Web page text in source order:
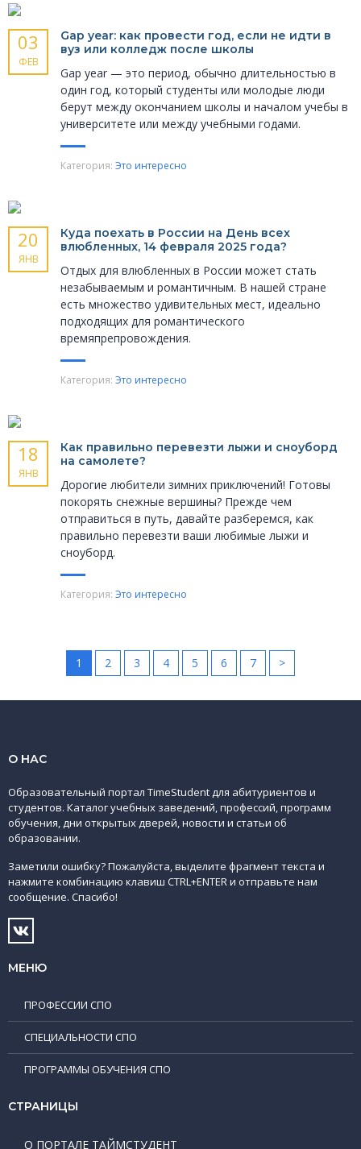
03
ФЕВ
Gap year: как провести год, если не идти в
вуз или колледж после школы
Gap year — это период, обычно длительностью в
один год, который студенты или молодые люди
берут между окончанием школы и началом учебы в
университете или между учебными годами.
Категория: Это интересно
20
ЯНВ
Куда поехать в России на День всех
влюбленных, 14 февраля 2025 года?
Отдых для влюбленных в России может стать
незабываемым и романтичным. В нашей стране
есть множество удивительных мест, идеально
подходящих для романтического
времяпрепровождения.
Категория: Это интересно
18
ЯНВ
Как правильно перевезти лыжи и сноуборд
на самолете?
Дорогие любители зимних приключений! Готовы
покорять снежные вершины? Прежде чем
отправиться в путь, давайте разберемся, как
правильно перевезти ваши любимые лыжи и
сноуборд.
Категория: Это интересно
1 2 3 4 5 6 7 >
О НАС
Образовательный портал TimeStudent для абитуриентов и
студентов. Каталог учебных заведений, профессий, программ
обучения, дни открытых дверей, новости и статьи об
образовании.
Заметили ошибку? Пожалуйста, выделите фрагмент текста и
нажмите комбинацию клавиш CTRL+ENTER и отправьте нам
сообщение. Спасибо!
МЕНЮ
ПРОФЕССИИ СПО
СПЕЦИАЛЬНОСТИ СПО
ПРОГРАММЫ ОБУЧЕНИЯ СПО
СТРАНИЦЫ
О ПОРТАЛЕ ТАЙМСТУДЕНТ